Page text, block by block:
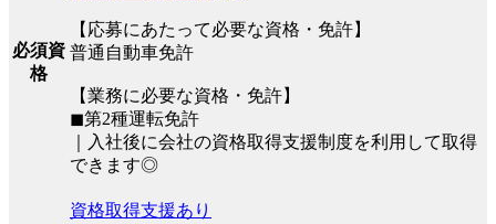
必須資
格
【応募にあたって必要な資格・免許】
普通自動車免許
【業務に必要な資格・免許】
◼︎第2種運転免許
｜入社後に会社の資格取得支援制度を利用して取得
できます◎
資格取得支援あり